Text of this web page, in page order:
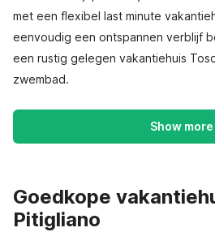
met een flexibel last minute
eenvoudig een ontspannen verblijf
een rustig gelegen vakantiehuis
zwembad.
Show more
Goedkope
Pitigliano